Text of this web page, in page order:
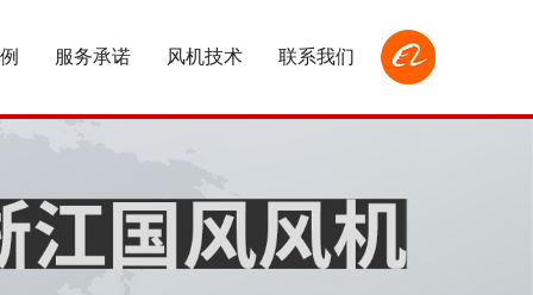
服务承诺 风机技术 联系我们